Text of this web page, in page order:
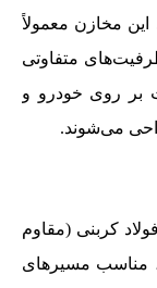
مخازن معمولاً
متفاوتی
بر روی خودرو و
می‌شوند.
کربنی (مقاوم
مناسب مسیرهای